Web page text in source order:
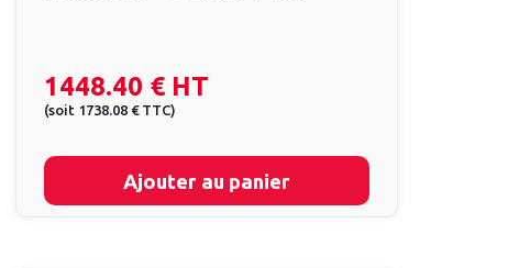
1448.40 € HT
(soit 1738.08 € TTC)
Ajouter au panier